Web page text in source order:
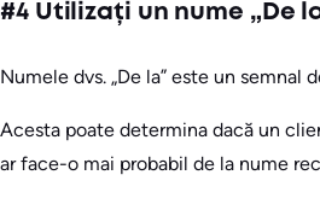
#4 Utilizați un nume „De
Numele dvs. „De la” este un semnal
Acesta poate determina dacă un
ar face-o mai probabil de la nume